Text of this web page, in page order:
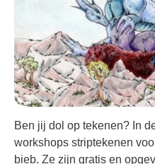
Ben jij dol op tekenen? In
workshops striptekenen
bieb. Ze zijn gratis en